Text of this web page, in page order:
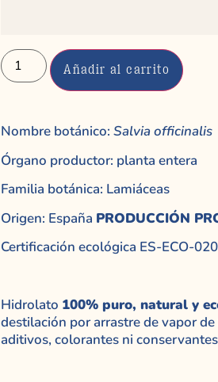
Añadir al carrito
Nombre botánico:Salvia officinalis
Órgano productor: planta entera
Familia botánica: Lamiáceas
Origen: España PRODUCCIÓN
Certificación ecológica ES-ECO-
Hidrolato 100% puro, natural y
destilación por arrastre de vapor
aditivos, colorantes ni